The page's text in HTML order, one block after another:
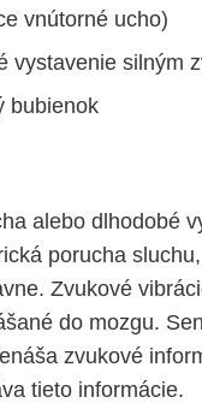
vnútorné ucho)
vystavenie silným
bubienok
alebo dlhodobé
porucha
Zvukové
do mozgu.
zvukové
tieto informácie.